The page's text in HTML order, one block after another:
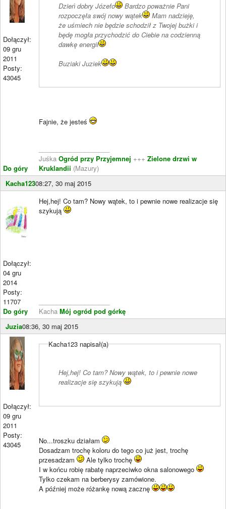
Dołączył:
09 gru
2011
Posty:
43045
Do góry
Dzień dobry Józefo
Bardzo poważnie Pani
rozpoczęła swój nowy wątek
Mam nadzieję,
że uśmiech nie będzie schodził z Twojej bużki i
będę mogła przychodzić do Ciebie na codzienną
dawkę energii
Buziaki Juziek
Fajnie, że jesteś
Juśka Ogród przy Przyjemnej +++ Zielone drzwi w
Kruklandii (Mazury)
Kacha12308:27, 30 maj 2015
Dołączył:
04 gru
2014
Posty:
11707
Do góry
Hej,hej! Co tam? Nowy wątek, to i pewnie nowe realizacje się
szykują
Kacha Mój ogród pod górkę
Juzia08:36, 30 maj 2015
Dołączył:
09 gru
2011
Posty:
43045
Kacha123 napisał(a)
Hej,hej! Co tam? Nowy wątek, to i pewnie nowe
realizacje się szykują
No...troszku działam
Dosadzam trochę koloru do tego co już jest, trochę
przesadzam
Ale tylko trochę
I w końcu robię rabatę naprzeciwko okna salonowego
Tylko czekam na berberysy zamówione.
A później może różankę nową zacznę